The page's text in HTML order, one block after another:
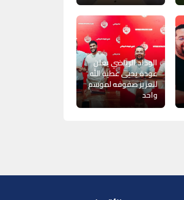
الوداد الرياضي يعلن
عودة يحيى عطية الله
لتعزيز صفوفه لموسم
واحد